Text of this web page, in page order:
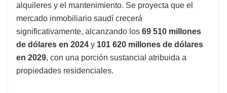
alquileres y el mantenimiento. Se proyecta que el
mercado inmobiliario saudí crecerá
significativamente, alcanzando los 69 510 millones
de dólares en 2024 y 101 620 millones de dólares
en 2029, con una porción sustancial atribuida a
propiedades residenciales.